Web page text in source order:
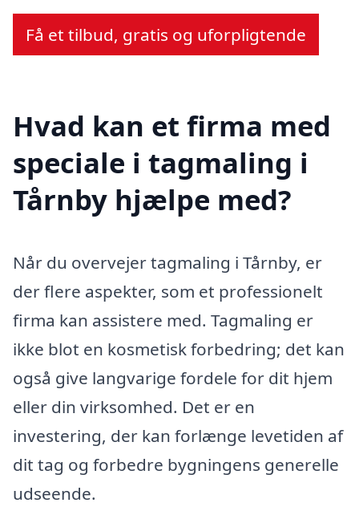
Få et tilbud, gratis og uforpligtende
Hvad kan et firma med
speciale i tagmaling i
Tårnby hjælpe med?
Når du overvejer tagmaling i Tårnby, er
der flere aspekter, som et professionelt
firma kan assistere med. Tagmaling er
ikke blot en kosmetisk forbedring; det kan
også give langvarige fordele for dit hjem
eller din virksomhed. Det er en
investering, der kan forlænge levetiden af
dit tag og forbedre bygningens generelle
udseende.